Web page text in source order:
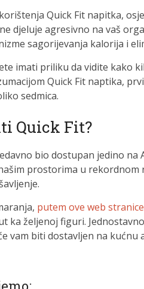
Quick Fit napitka,
djeluje agresivno na vaš
sagorijevanja kalorija i
imati priliku da vidite kako
Quick Fit naptika,
sedmica.
Quick Fit?
bio dostupan jedino
prostorima u
putem ove web stranice
ka željenoj figuri.
vam biti dostavljen na